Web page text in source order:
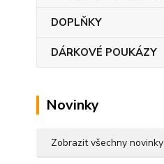
DOPLŇKY
DÁRKOVÉ POUKÁZY
Novinky
Zobrazit všechny novinky